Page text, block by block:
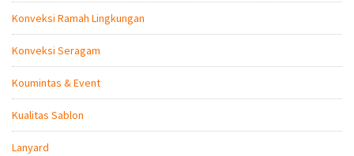
Konveksi Ramah Lingkungan
Konveksi Seragam
Koumintas & Event
Kualitas Sablon
Lanyard